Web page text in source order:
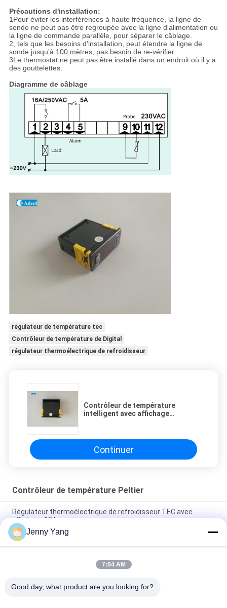
Précautions d'installation:
1Pour éviter les interférences à haute fréquence, la ligne de
sonde ne peut pas être regroupée avec la ligne d'alimentation ou
la ligne de commande parallèle, pour séparer le câblage.
2, tels que les besoins d'installation, peut étendre la ligne de
sonde jusqu'à 100 mètres, pas besoin de re-vérifier.
3Le thermostat ne peut pas être installé dans un endroit où il y a
des gouttelettes.
Diagramme de câblage
régulateur de température tec
Contrôleur de température de Digital
régulateur thermoélectrique de refroidisseur
Contrôleur de température
intelligent avec affichage
Continuer
Contrôleur de température Peltier
Régulateur thermoélectrique de refroidisseur TEC avec
affichage 10A
Contrôle de température TEC 5R7 H Contrôle de pont PC
Contrôle PID programmable
Contrôleur de refroidisseur Peltier / Contrôleur de
Jenny Yang
7:04 AM
Good day, what product are you looking for?